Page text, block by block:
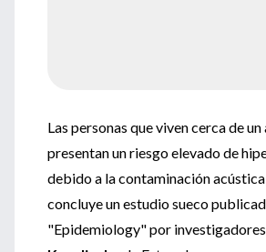
Las personas que viven cerca de
presentan un riesgo elevado de
debido a la contaminación
concluye un estudio sueco
"Epidemiology" por